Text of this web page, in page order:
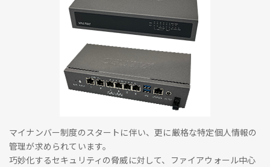
マイナンバー制度のスタートに伴い、更に厳格な特定個人情報の
管理が求められています。
巧妙化するセキュリティの脅威に対して、ファイアウォール中心